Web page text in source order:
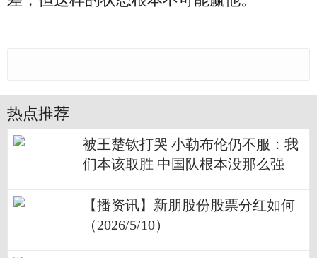
热点推荐
被王楚钦打哭 小勒布伦仍不服：我
们本该取胜 中国队根本没那么强
【播资讯】新朋股份股票分红如何
（2026/5/10）